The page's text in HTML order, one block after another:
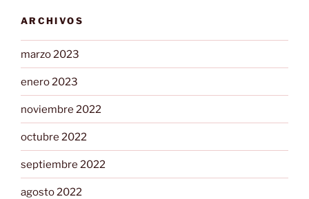
ARCHIVOS
marzo 2023
enero 2023
noviembre 2022
octubre 2022
septiembre 2022
agosto 2022